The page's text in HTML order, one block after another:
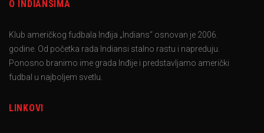
O INDIANSIMA
Klub američkog fudbala Inđija „Indians“ osnovan je 2006.
godine. Od početka rada Indiansi stalno rastu i napreduju.
Ponosno branimo ime grada Inđije i predstavljamo američki
fudbal u najboljem svetlu.
LINKOVI